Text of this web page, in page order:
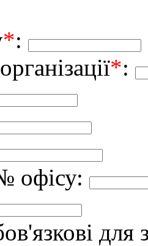
*:
*:
офісу:
для